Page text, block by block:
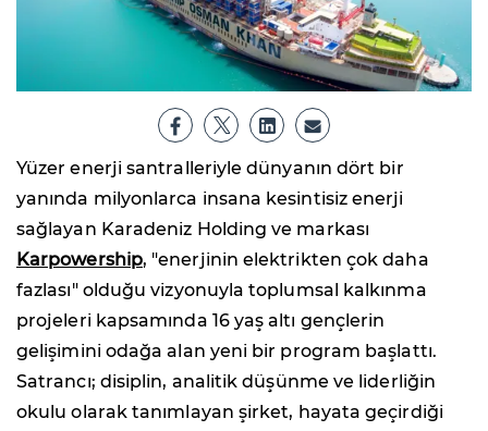
Yüzer enerji santralleriyle dünyanın dört bir
yanında milyonlarca insana kesintisiz enerji
sağlayan Karadeniz Holding ve markası
Karpowership, "enerjinin elektrikten çok daha
fazlası" olduğu vizyonuyla toplumsal kalkınma
projeleri kapsamında 16 yaş altı gençlerin
gelişimini odağa alan yeni bir program başlattı.
Satrancı; disiplin, analitik düşünme ve liderliğin
okulu olarak tanımlayan şirket, hayata geçirdiği